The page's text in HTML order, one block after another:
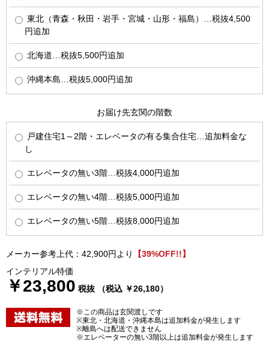
東北（青森・秋田・岩手・宮城・山形・福島）…税抜4,500
円追加
北海道…税抜5,500円追加
沖縄本島…税抜5,000円追加
お届け先玄関の階数
戸建住宅1～2階・エレベータの有る集合住宅…追加料金な
し
エレベータの無い3階…税抜4,000円追加
エレベータの無い4階…税抜5,000円追加
エレベータの無い5階…税抜8,000円追加
メーカー参考上代：42,900円より
【39%OFF!!】
インテリアル特価
￥23,800 税抜 （税込 ￥26,180）
※この商品は玄関渡しです
※東北・北海道・沖縄本島は追加料金が発生します
※離島へは配送できません
※エレベーターの無い3階以上は追加料金が発生します